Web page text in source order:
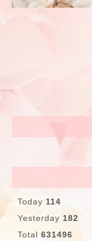
Today 114
Yesterday 182
Total 631496